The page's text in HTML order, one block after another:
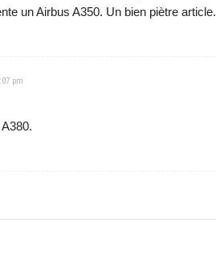
un Airbus A350. Un bien piètre article.
pm